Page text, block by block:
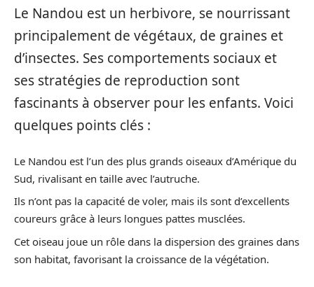
Le Nandou est un herbivore, se nourrissant
principalement de végétaux, de graines et
d’insectes. Ses comportements sociaux et
ses stratégies de reproduction sont
fascinants à observer pour les enfants. Voici
quelques points clés :
Le Nandou est l’un des plus grands oiseaux d’Amérique du
Sud, rivalisant en taille avec l’autruche.
Ils n’ont pas la capacité de voler, mais ils sont d’excellents
coureurs grâce à leurs longues pattes musclées.
Cet oiseau joue un rôle dans la dispersion des graines dans
son habitat, favorisant la croissance de la végétation.